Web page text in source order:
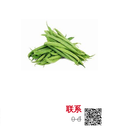
联系
0 đ